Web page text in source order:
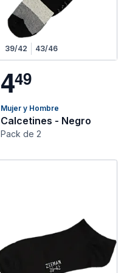
39/42 43/46
449
Mujer y Hombre
Calcetines - Negro
Pack de 2